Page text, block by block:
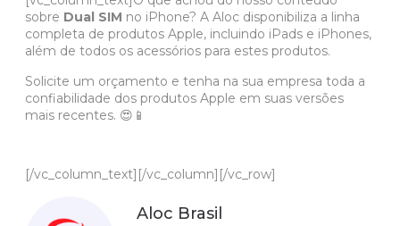
sobre Dual SIM no iPhone? A Aloc disponibiliza a linha
completa de produtos Apple, incluindo iPads e iPhones,
além de todos os acessórios para estes produtos.
Solicite um orçamento e tenha na sua empresa toda a
confiabilidade dos produtos Apple em suas versões
mais recentes. 😍📱
[/vc_column_text][/vc_column][/vc_row]
Aloc Brasil